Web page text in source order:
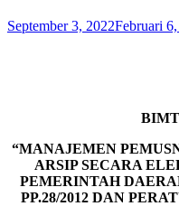
September 3, 2022Februari
“MANAJEMEN
ARSIP SECARA
PEMERINTAH
PP.28/2012 DAN